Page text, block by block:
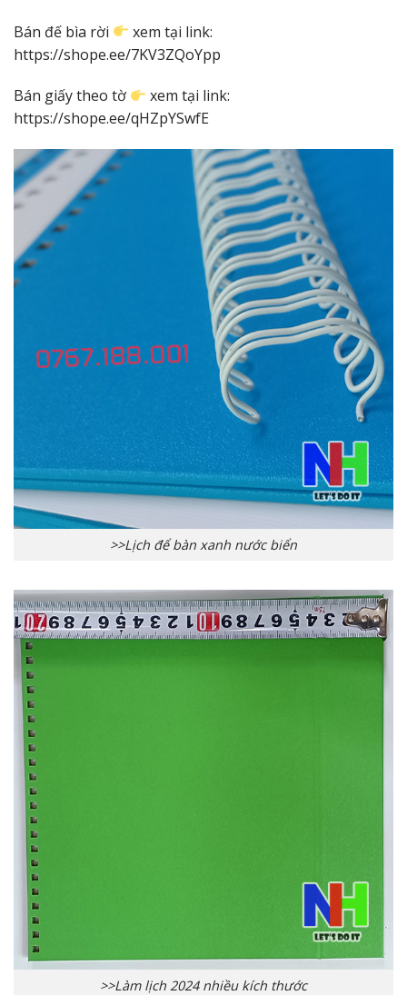
Bán đế bìa rời
xem tại link:
https://shope.ee/7KV3ZQoYpp
Bán giấy theo tờ
xem tại link:
https://shope.ee/qHZpYSwfE
>>Lịch để bàn xanh nước biển
>>Làm lịch 2024 nhiều kích thước